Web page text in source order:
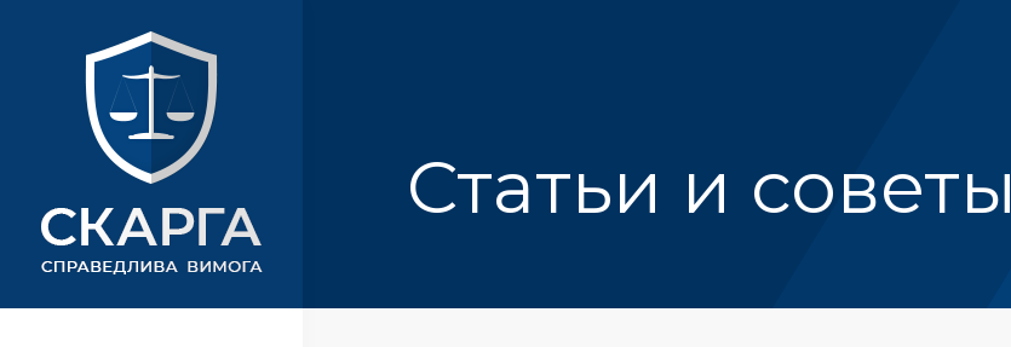
Статьи и советы